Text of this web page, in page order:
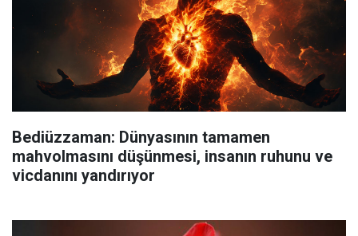
Bediüzzaman: Dünyasının tamamen
mahvolmasını düşünmesi, insanın ruhunu ve
vicdanını yandırıyor